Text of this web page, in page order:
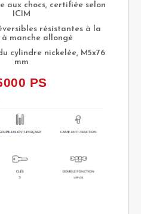
aux chocs, certifiée selon
ICIM
résistantes à la
à manche allongé
cylindre nickelée, M5x76
mm
PS